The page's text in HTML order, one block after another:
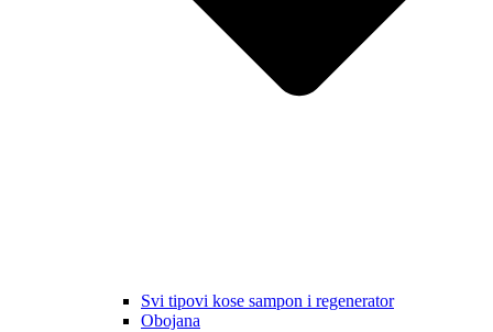
Svi tipovi kose sampon i regenerator
Obojana